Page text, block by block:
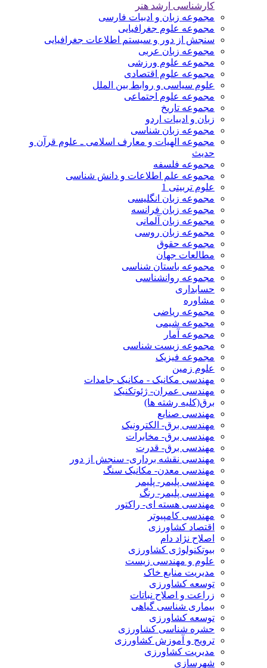
کارشناسی ارشد هنر
مجموعه زبان و ادبیات فارسی
مجموعه علوم جغرافیایی
سنجش از دور و سیستم اطلاعات جغرافیایی
مجموعه زبان عربی
مجموعه علوم ورزشی
مجموعه علوم اقتصادی
علوم سیاسی و روابط بین الملل
مجموعه علوم اجتماعی
مجموعه تاریخ
زبان و ادبیات اردو
مجموعه زبان شناسی
مجموعه الهیات و معارف اسلامی ـ علوم قرآن و
حدیث
مجموعه فلسفه
مجموعه علم اطلاعات و دانش شناسی
علوم تربیتی 1
مجموعه زبان انگلیسی
مجموعه زبان فرانسه
مجموعه زبان آلمانی
مجموعه زبان روسی
مجموعه حقوق
مطالعات جهان
مجموعه باستان شناسی
مجموعه روانشناسی
حسابداری
مشاوره
مجموعه ریاضی
مجموعه شیمی
مجموعه آمار
مجموعه زیست شناسی
مجموعه فیزیک
علوم زمین
مهندسی مکانیک - مکانیک جامدات
مهندسی عمران- ژئوتکنیک
برق(کلیه رشته ها)
مهندسی صنایع
مهندسی برق- الکترونیک
مهندسی برق- مخابرات
مهندسی برق- قدرت
مهندسی نقشه برداری- سنجش از دور
مهندسی معدن- مکانیک سنگ
مهندسی پلیمر- پلیمر
مهندسی پلیمر- رنگ
مهندسی هسته ای- راکتور
مهندسی کامپیوتر
اقتصاد کشاورزی
اصلاح نژاد دام
بیوتکنولوژی کشاورزی
علوم و مهندسی زیست
مدیریت منابع خاک
توسعه کشاورزی
زراعت و اصلاح نباتات
بیماری شناسی گیاهی
توسعه کشاورزی
حشره شناسی کشاورزی
ترویج و آموزش کشاورزی
مدیریت کشاورزی
شهرسازی